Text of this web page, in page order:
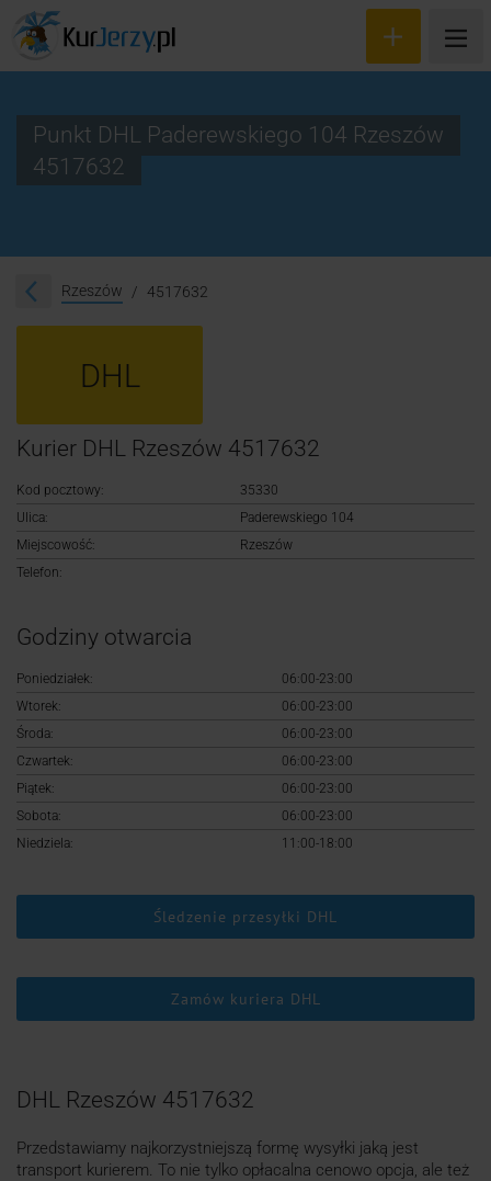
Śledzenie przesyłki
Logowanie
Punkt DHL Paderewskiego 104 Rzeszów
4517632
Rzeszów 4517632
DHL
Kurier DHL Rzeszów 4517632
Kod pocztowy:
35330
Ulica:
Paderewskiego 104
Miejscowość:
Rzeszów
Telefon:
Godziny otwarcia
Poniedziałek:
06:00-23:00
Wtorek:
06:00-23:00
Środa:
06:00-23:00
Czwartek:
06:00-23:00
Piątek:
06:00-23:00
Sobota:
06:00-23:00
Niedziela:
11:00-18:00
Śledzenie przesyłki DHL
Zamów kuriera DHL
DHL Rzeszów 4517632
Przedstawiamy najkorzystniejszą formę wysyłki jaką jest
transport kurierem. To nie tylko opłacalna cenowo opcja, ale też